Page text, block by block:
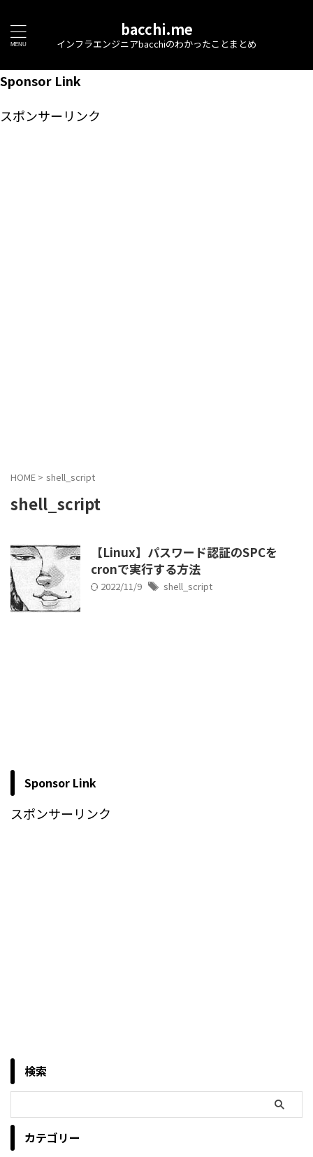
bacchi.me
インフラエンジニアbacchiのわかったことまとめ
Sponsor Link
スポンサーリンク
HOME > shell_script
shell_script
【Linux】パスワード認証のSPCを
cronで実行する方法
2022/11/9 shell_script
Sponsor Link
スポンサーリンク
検索
カテゴリー